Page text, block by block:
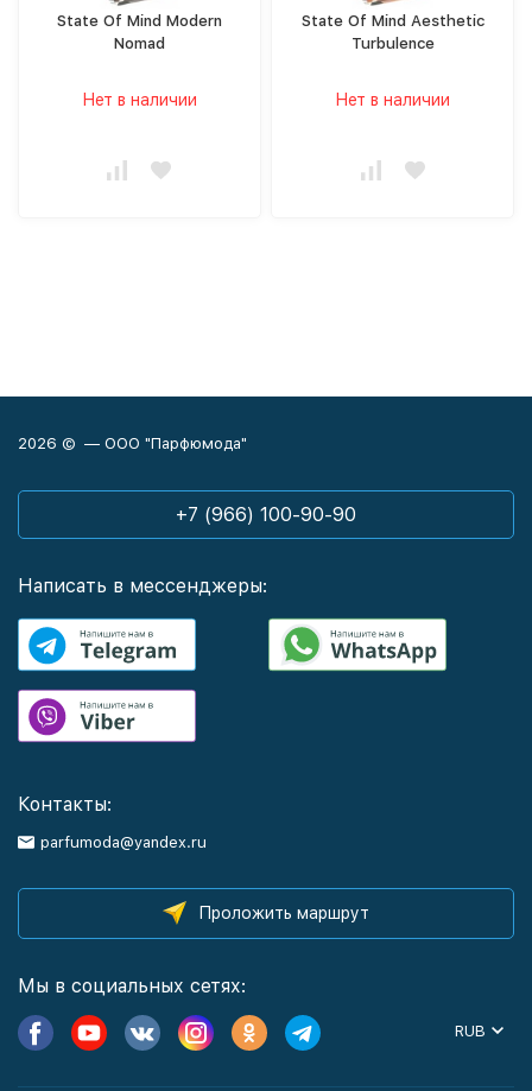
State Of Mind Modern
Nomad
Нет в наличии
State Of Mind Aesthetic
Turbulence
Нет в наличии
2026 © — ООО "Парфюмода"
+7 (966) 100-90-90
Написать в мессенджеры:
Контакты:
parfumoda@yandex.ru
Проложить маршрут
Мы в социальных сетях:
RUB